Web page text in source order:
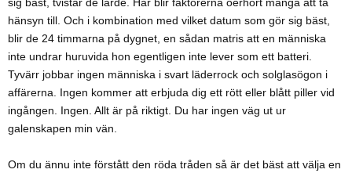
hänsyn till. Och i kombination med vilket datum som gör sig bäst,
blir de 24 timmarna på dygnet, en sådan matris att en människa
inte undrar huruvida hon egentligen inte lever som ett batteri.
Tyvärr jobbar ingen människa i svart läderrock och solglasögon i
affärerna. Ingen kommer att erbjuda dig ett rött eller blått piller vid
ingången. Ingen. Allt är på riktigt. Du har ingen väg ut ur
galenskapen min vän.
Om du ännu inte förstått den röda tråden så är det bäst att välja en